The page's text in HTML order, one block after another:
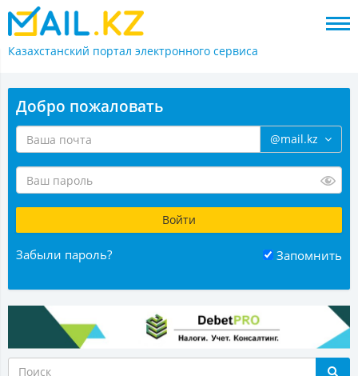
Казахстанский портал электронного сервиса
Добро пожаловать
@mail.kz
Забыли пароль? Запомнить